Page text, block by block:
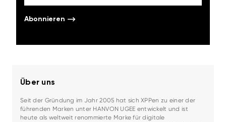
Abonnieren
Über uns
Seit der Gründung im Jahr 2005 hat sich XPPen zu einer der
führenden Marken unter HANVON UGEE entwickelt und ist
heute als weltweit renommierte Marke für digitale